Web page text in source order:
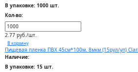
В упаковке: 1000 шт.
Кол-во:
2.77 руб./шт.
В корзину
Пищевая пленка ПВХ 45см*100м. 8мкм (15рул/уп)
Наличие:
В упаковке: 15 шт.